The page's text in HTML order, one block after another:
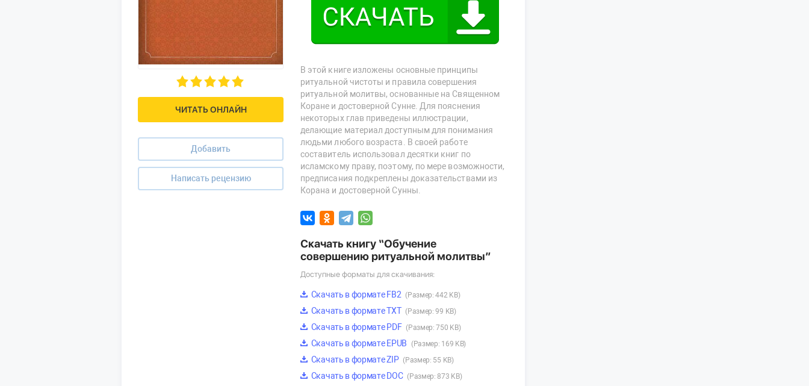
ЧИТАТЬ ОНЛАЙН
Добавить
Написать рецензию
В этой книге изложены основные принципы
ритуальной чистоты и правила совершения
ритуальной молитвы, основанные на Священном
Коране и достоверной Сунне. Для пояснения
некоторых глав приведены иллюстрации,
делающие материал доступным для понимания
людьми любого возраста. В своей работе
составитель использовал десятки книг по
исламскому праву, поэтому, по мере возможности,
предписания подкреплены доказательствами из
Корана и достоверной Сунны.
Скачать книгу “Обучение
совершению ритуальной молитвы”
Доступные форматы для скачивания:
Скачать в формате FB2 (Размер: 442 KB)
Скачать в формате TXT (Размер: 99 KB)
Скачать в формате PDF (Размер: 750 KB)
Скачать в формате EPUB (Размер: 169 KB)
Скачать в формате ZIP (Размер: 55 KB)
Скачать в формате DOC (Размер: 873 KB)